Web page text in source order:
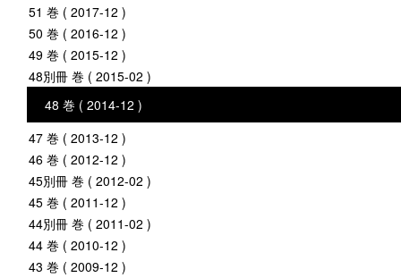
51 巻 ( 2017-12 )
50 巻 ( 2016-12 )
49 巻 ( 2015-12 )
48別冊 巻 ( 2015-02 )
48 巻 ( 2014-12 )
47 巻 ( 2013-12 )
46 巻 ( 2012-12 )
45別冊 巻 ( 2012-02 )
45 巻 ( 2011-12 )
44別冊 巻 ( 2011-02 )
44 巻 ( 2010-12 )
43 巻 ( 2009-12 )